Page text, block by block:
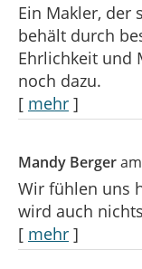
Ein Makler, der
behält durch
Ehrlichkeit und
noch dazu.
[ mehr ]
Mandy Berger
Wir fühlen uns
wird auch
[ mehr ]